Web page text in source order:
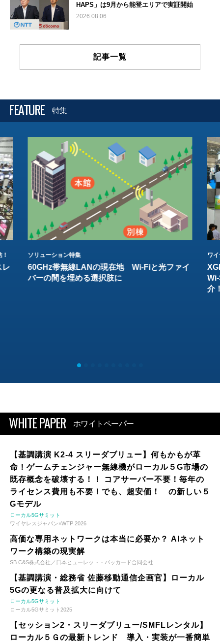
HAPS」は9月から能登エリアで実証開始
2026.08.06
記事一覧
FEATURE 特集
レ
ソリューション特集
60GHz帯無線LANの現在地 Wi-Fiと光ファイ
バーの間を埋める選択肢に
ワ
介
WHITE PAPER ホワイトペーパー
【基調講演 K2-4 スリーダブリュー】何もかもが革
命！ゲームチェンジャー無線機がローカル５G市場の
既存概念を破壊する！！ コアサーバー不要！毎年の
ライセンス費用も不要！でも、超安価！ の新しい５
Gモデル
ローカル5Gサミット
ワイヤレスジャパン×WTP 2026
高価な専用ネットワークは本当に必要か？ AIネット
ワーク構築の現実解
SB C&S株式会社／日本ヒューレット・パッカード合同会社
【基調講演・総務省 佐藤移動通信企画官】ローカル
5Gの更なる普及拡大に向けて
ローカル5Gサミット
ローカル5Gサミット2025
【セッション2・スリーダブリュー/SMFLレンタル】
ローカル５Ｇの最新トレンド 導入・実装が一番簡単